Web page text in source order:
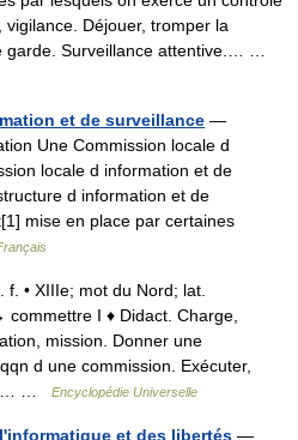
Déjouer, tromper la
garde. Surveillance attentive.… …
et de surveillance —
Une Commission locale d
locale d information et de
d information et de
mise en place par certaines
• XIIIe; mot du Nord; lat.
I ♦ Didact. Charge,
mission. Donner une
d une commission. Exécuter,
♦… …
Encyclopédie Universelle
et des libertés —